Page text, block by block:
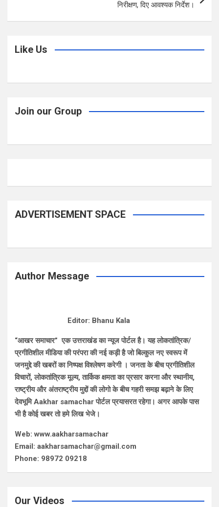
निरीक्षण, दिए आवश्यक निर्देश।
Like Us
Join our Group
ADVERTISEMENT SPACE
Author Message
Editor: Bhanu Kala
“आखर समाचार” एक उत्तराखंड का न्यूज पोर्टल है। यह लोकतांत्रिक/
प्रगीतिशील मीडिया की परंपरा की नई कड़ी है जो बिल्कुल नए स्वरूप में
जनमुद्दे की खबरों का निष्पक्ष विश्लेषण करेगी । जनता के बीच प्रगीतिशील
विचारों, लोकतांत्रिक मूल्य, तार्किक क्षमता का प्रसार करना और स्थानीय,
राष्ट्रीय और अंतराष्ट्रीय मुद्दों की लोगो के बीच गहरी समझ बढ़ाने के लिए
देवभूमि Aakhar samachar पोर्टल प्रयासरत रहेगा। अगर आपके पास
भी है कोई खबर तो हमे लिख भेजे।
Web: www.aakharsamachar
Email: aakharsamachar@gmail.com
Phone: 98972 09218
Our Videos